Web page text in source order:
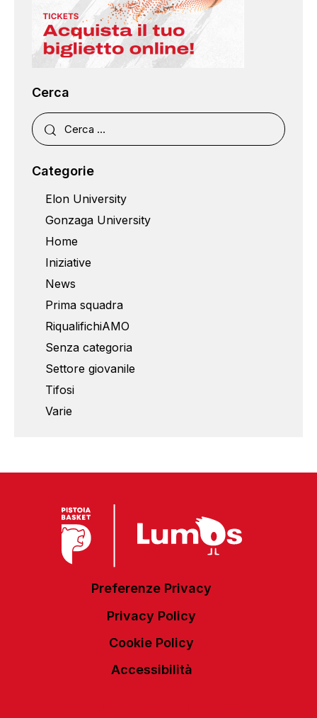
Cerca
Categorie
Elon University
Gonzaga University
Home
Iniziative
News
Prima squadra
RiqualifichiAMO
Senza categoria
Settore giovanile
Tifosi
Varie
Preferenze Privacy
Privacy Policy
Cookie Policy
Accessibilità